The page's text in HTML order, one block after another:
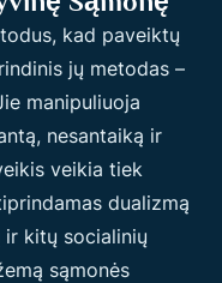
kad paveiktų
jų metodas –
manipuliuoja
nesantaiką ir
veikia tiek
dualizmą
kitų socialinių
sąmonės